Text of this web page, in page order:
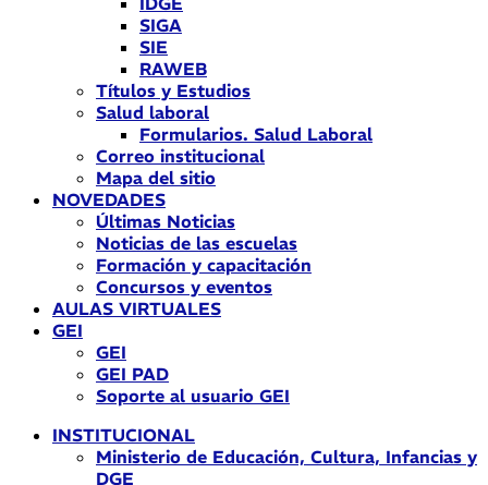
SIGA
SIE
RAWEB
Títulos y Estudios
Salud laboral
Formularios. Salud Laboral
Correo institucional
Mapa del sitio
NOVEDADES
Últimas Noticias
Noticias de las escuelas
Formación y capacitación
Concursos y eventos
AULAS VIRTUALES
GEI
GEI
GEI PAD
Soporte al usuario GEI
INSTITUCIONAL
Ministerio de Educación, Cultura, Infancias y
DGE